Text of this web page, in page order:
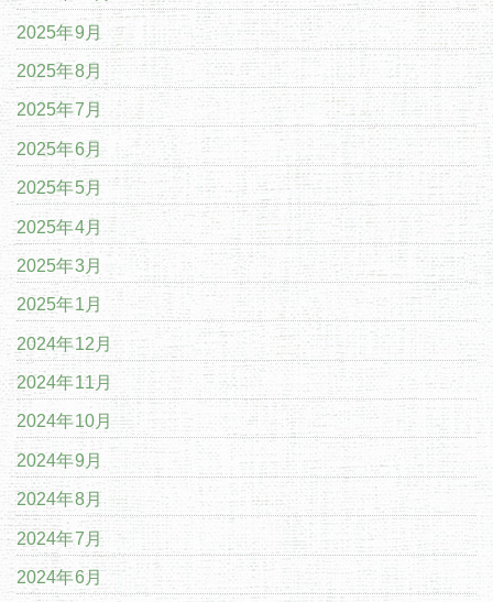
2025年9月
2025年8月
2025年7月
2025年6月
2025年5月
2025年4月
2025年3月
2025年1月
2024年12月
2024年11月
2024年10月
2024年9月
2024年8月
2024年7月
2024年6月